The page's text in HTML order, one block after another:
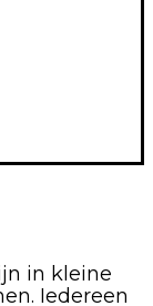
in kleine
Iedereen